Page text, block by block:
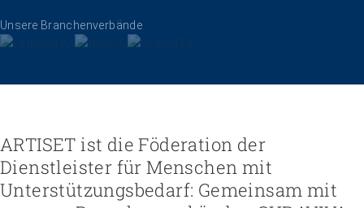
Personal rekrutieren und führen
Arbeit und Betriebskultur gestalten
Betrieb führen und Recht umsetzen
Berufliche Inklusion fördern
Mit Angehörigen arbeiten
Höhere Fachschule Gemeindeanimation
Praxispartner finden
Sozial- und Selbstkompetenz
Führung und Management
Kindheits- und Sozialpädagogik
Pflege und Betreuung
Laufbahnberatung
Föderation
Team
Arbeiten bei ARTISET
Vision, Mission, Werte
Politik und Positionen
Unsere Branchenverbände
ARTISET ist die Föderation der
Dienstleister für Menschen mit
Unterstützungsbedarf: Gemeinsam mit